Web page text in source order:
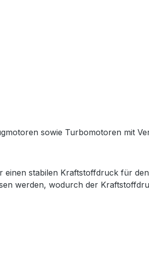
sowie Turbomotoren mit
stabilen Kraftstoffdruck für
werden, wodurch der